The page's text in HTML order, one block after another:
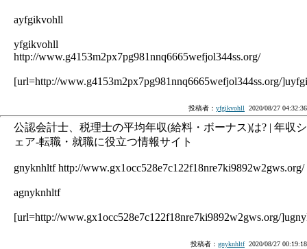
ayfgikvohll
yfgikvohll
http://www.g4153m2px7pg981nnq6665wefjol344ss.org/
[url=http://www.g4153m2px7pg981nnq6665wefjol344ss.org/
投稿者： yfgikvohll 2020/08/27 04:32:36
公認会計士、税理士の平均年収(給料・ボーナス)は? | 年収シ
ェア-転職・就職に役立つ情報サイト
gnyknhltf http://www.gx1occ528e7c122f18nre7ki9892w2gws.org/
agnyknhltf
[url=http://www.gx1occ528e7c122f18nre7ki9892w2gws.org/
投稿者： gnyknhltf2020/08/27 00:19:18